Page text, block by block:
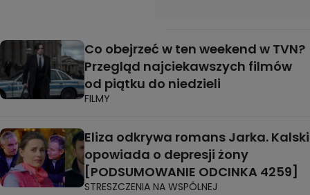
Co obejrzeć w ten weekend w TVN?
Przegląd najciekawszych filmów
od piątku do niedzieli
FILMY
Eliza odkrywa romans Jarka. Kalski
opowiada o depresji żony
[PODSUMOWANIE ODCINKA 4259]
STRESZCZENIA NA WSPÓLNEJ